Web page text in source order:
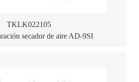
TKLK022105
secador de aire AD-9SI